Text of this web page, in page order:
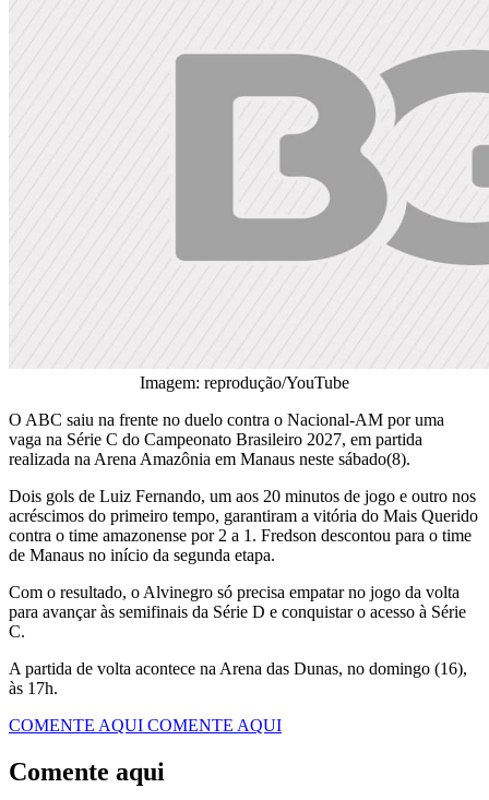
Imagem: reprodução/YouTube
O ABC saiu na frente no duelo contra o Nacional-AM por uma
vaga na Série C do Campeonato Brasileiro 2027, em partida
realizada na Arena Amazônia em Manaus neste sábado(8).
Dois gols de Luiz Fernando, um aos 20 minutos de jogo e outro nos
acréscimos do primeiro tempo, garantiram a vitória do Mais Querido
contra o time amazonense por 2 a 1. Fredson descontou para o time
de Manaus no início da segunda etapa.
Com o resultado, o Alvinegro só precisa empatar no jogo da volta
para avançar às semifinais da Série D e conquistar o acesso à Série
C.
A partida de volta acontece na Arena das Dunas, no domingo (16),
às 17h.
COMENTE AQUI COMENTE AQUI
Comente aqui